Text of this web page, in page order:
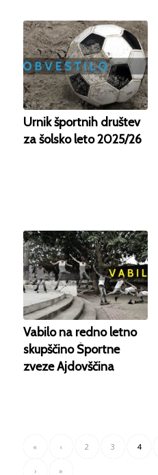
Urnik športnih društev
za šolsko leto 2025/26
Vabilo na redno letno
skupščino Športne
zveze Ajdovščina
« ‹ 2 3 4
› »